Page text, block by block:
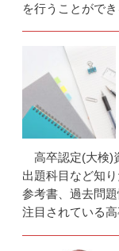
を行うことがで
高卒認定(大検)
出題科目など知
参考書、過去問
注目されている